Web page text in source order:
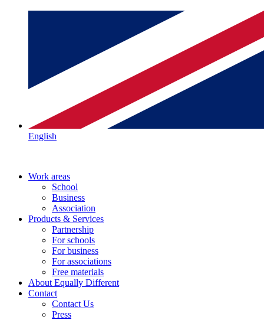
English
Work areas
School
Business
Association
Products & Services
Partnership
For schools
For business
For associations
Free materials
About Equally Different
Contact
Contact Us
Press